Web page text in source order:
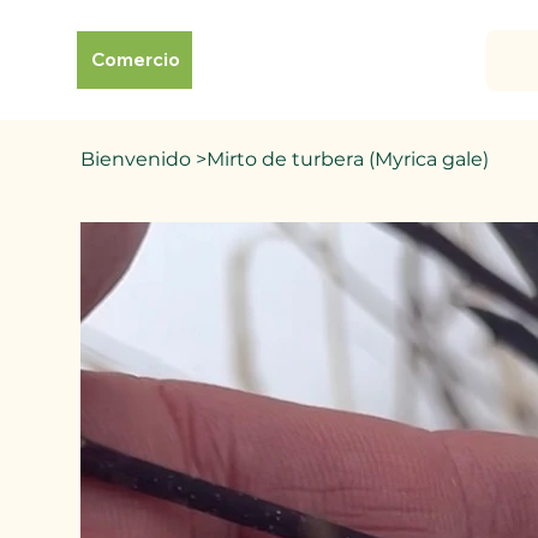
Comercio
Bienvenido >Mirto de turbera (Myrica gale)